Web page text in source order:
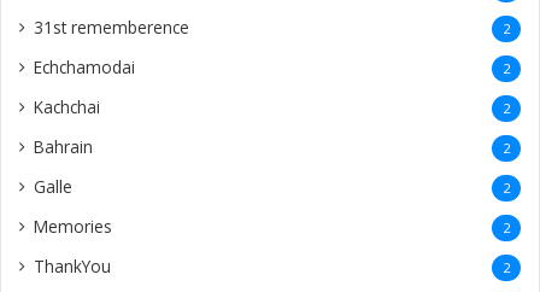
31st rememberence 2
Echchamodai 2
Kachchai 2
Bahrain 2
Galle 2
Memories 2
ThankYou 2